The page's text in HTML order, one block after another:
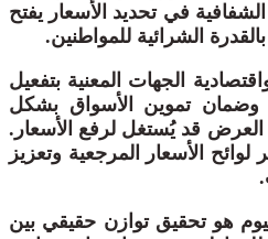
في تحديد الأسعار يفتح
الشرائية للمواطنين.
الجهات المعنية بتفعيل
وضمان تموين الأسواق بشكل
قد يُستغل لرفع الأسعار.
الأسعار المرجعية وتعزيز
هو تحقيق توازن حقيقي بين